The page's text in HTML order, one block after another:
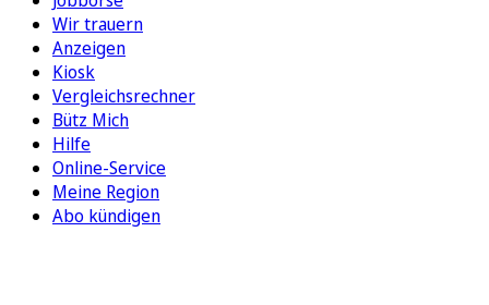
Wir trauern
Anzeigen
Kiosk
Vergleichsrechner
Bütz Mich
Hilfe
Online-Service
Meine Region
Abo kündigen